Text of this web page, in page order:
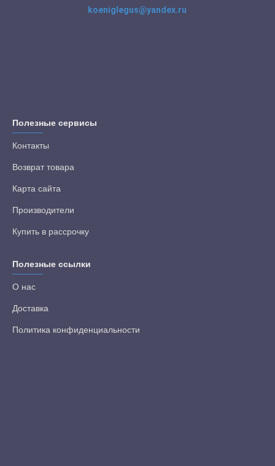
koeniglegus@yandex.ru
Полезные сервисы
Контакты
Возврат товара
Карта сайта
Производители
Купить в рассрочку
Полезные ссылки
О нас
Доставка
Политика конфиденциальности